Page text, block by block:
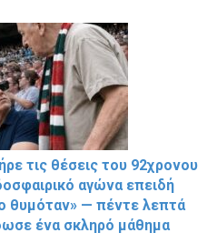
τις θέσεις του 92χρονου
αγώνα επειδή
θυμόταν» — πέντε λεπτά
ένα σκληρό μάθημα